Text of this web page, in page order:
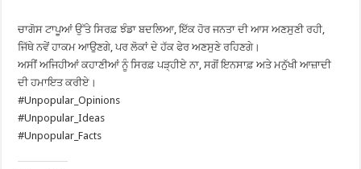
ਚਾਗੋਸ ਟਾਪੂਆਂ ਉੱਤੇ ਸਿਰਫ਼ ਝੰਡਾ ਬਦਲਿਆ, ਇੱਕ ਹੋਰ ਜਨਤਾ ਦੀ ਆਸ ਅਣਸੁਣੀ ਰਹੀ,
ਜਿੱਥੇ ਨਵੇਂ ਹਾਕਮ ਆਉਣਗੇ, ਪਰ ਲੋਕਾਂ ਦੇ ਹੱਕ ਫੇਰ ਅਣਸੁਣੇ ਰਹਿਣਗੇ।
ਅਸੀਂ ਅਜਿਹੀਆਂ ਕਹਾਣੀਆਂ ਨੂੰ ਸਿਰਫ਼ ਪੜ੍ਹੀਏ ਨਾ, ਸਗੋਂ ਇਨਸਾਫ਼ ਅਤੇ ਮਨੁੱਖੀ ਆਜ਼ਾਦੀ
ਦੀ ਹਮਾਇਤ ਕਰੀਏ।
#Unpopular_Opinions
#Unpopular_Ideas
#Unpopular_Facts